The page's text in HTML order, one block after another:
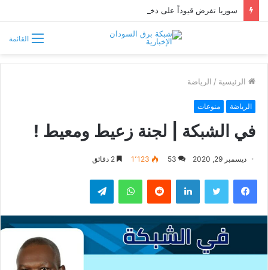
القائمة
الرئيسية / الرياضة
الرياضة منوعات
في الشبكة | لجنة زعيط ومعيط !
ديسمبر 29, 2020 53 1٬123
فيسبوك تويتر لينكدإن واتساب تيلقرام